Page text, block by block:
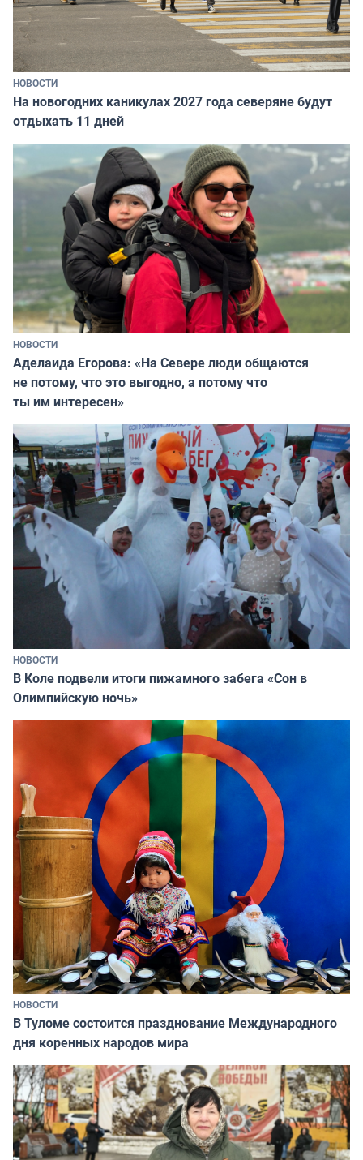
НОВОСТИ
На новогодних каникулах 2027 года северяне будут
отдыхать 11 дней
НОВОСТИ
Аделаида Егорова: «На Севере люди общаются
не потому, что это выгодно, а потому что
ты им интересен»
НОВОСТИ
В Коле подвели итоги пижамного забега «Сон в
Олимпийскую ночь»
НОВОСТИ
В Туломе состоится празднование Международного
дня коренных народов мира